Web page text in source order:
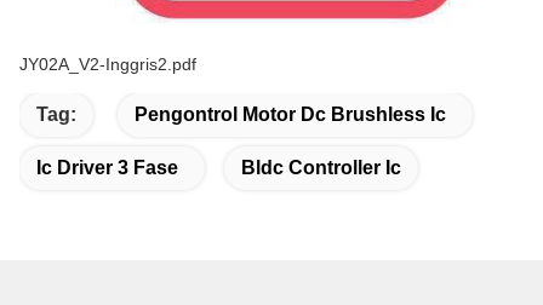
JY02A_V2-Inggris2.pdf
Tag: Pengontrol Motor Dc Brushless Ic
Ic Driver 3 Fase Bldc Controller Ic